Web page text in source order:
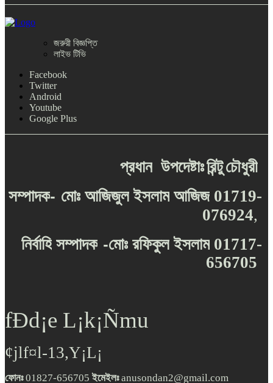
জরুরী বিজ্ঞপ্তি
লাইভ টিভি
Facebook
Twitter
Android
Youtube
Google Plus
প্রধান উপদেষ্টাঃরিন্টুচৌধুরী
সম্পাদক- মোঃ আজিজুল ইসলাম আজিজ 01719-
076924,
নির্বাহি সম্পাদক -মোঃ রফিকুল ইসলাম 01717-
656705
fÐd¡e L¡k¡Ñmu
¢jlf¤l-13,Y¡L¡
ফোনঃ01827-656705ইমেইলঃanusondan2@gmail.com